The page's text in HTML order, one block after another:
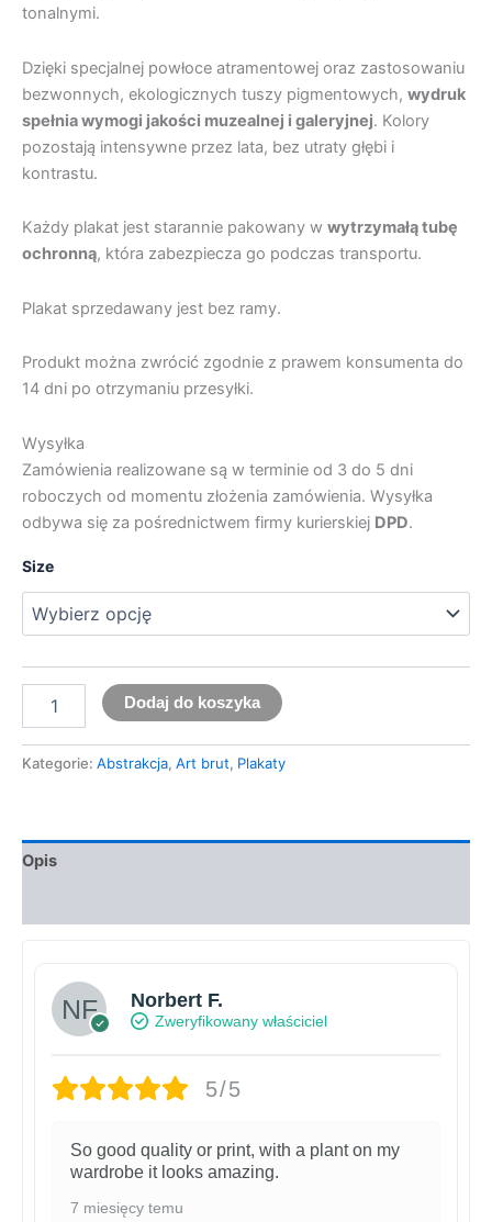
tonalnymi.
Dzięki specjalnej powłoce atramentowej oraz zastosowaniu
bezwonnych, ekologicznych tuszy pigmentowych, wydruk
spełnia wymogi jakości muzealnej i galeryjnej. Kolory
pozostają intensywne przez lata, bez utraty głębi i
kontrastu.
Każdy plakat jest starannie pakowany w wytrzymałą tubę
ochronną, która zabezpiecza go podczas transportu.
Plakat sprzedawany jest bez ramy.
Produkt można zwrócić zgodnie z prawem konsumenta do
14 dni po otrzymaniu przesyłki.
Wysyłka
Zamówienia realizowane są w terminie od 3 do 5 dni
roboczych od momentu złożenia zamówienia. Wysyłka
odbywa się za pośrednictwem firmy kurierskiej DPD.
Size
Dodaj do koszyka
Kategorie: Abstrakcja, Art brut, Plakaty
Opis
Norbert F.
Zweryfikowany właściciel
5/5
So good quality or print, with a plant on my
wardrobe it looks amazing.
7 miesięcy temu